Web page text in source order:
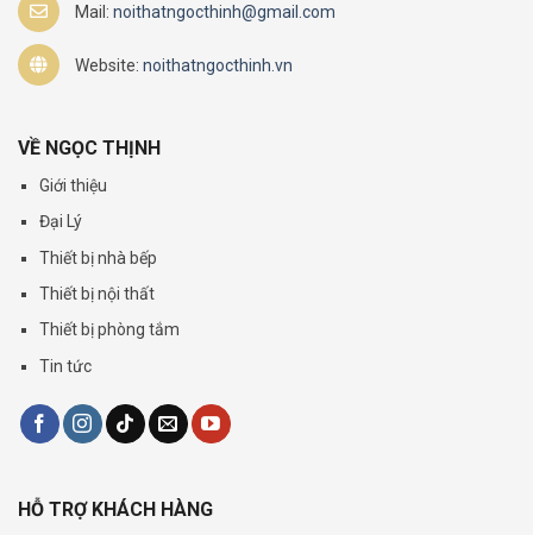
Mail: noithatngocthinh@gmail.com
Website: noithatngocthinh.vn
VỀ NGỌC THỊNH
Giới thiệu
Đại Lý
Thiết bị nhà bếp
Thiết bị nội thất
Thiết bị phòng tắm
Tin tức
HỖ TRỢ KHÁCH HÀNG